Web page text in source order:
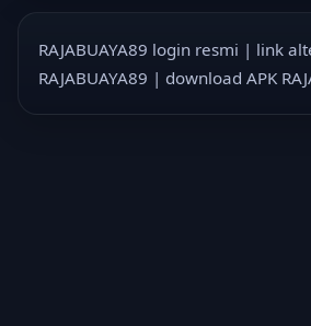
RAJABUAYA89 login resmi | link
RAJABUAYA89 | download APK